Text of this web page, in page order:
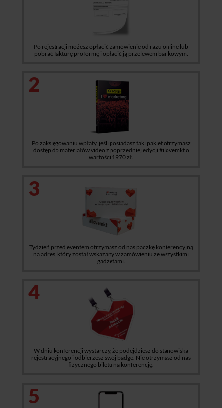
Po rejestracji możesz opłacić zamówienie od razu online lub
pobrać fakturę proformę i opłacić ją przelewem bankowym.
2
Po zaksięgowaniu wpłaty, jeśli posiadasz taki pakiet otrzymasz
dostęp do materiałów video z poprzedniej edycji #ilovemkt o
wartości 1970 zł.
3
Tydzień przed eventem otrzymasz od nas paczkę konferencyjną
na adres, który został wskazany w zamówieniu ze wszystkimi
gadżetami.
4
W dniu konferencji wystarczy, że podejdziesz do stanowiska
rejestracyjnego i odbierzesz swój badge. Nie otrzymasz od nas
fizycznego biletu na konferencję.
5